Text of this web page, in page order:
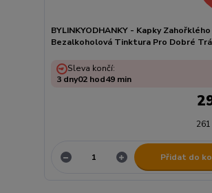
BYLINKYODHANKY - Kapky
Bezalkoholová Tinktura Pro Dobré
261
Sleva končí:
3 dny02 hod49 min
Přidat do